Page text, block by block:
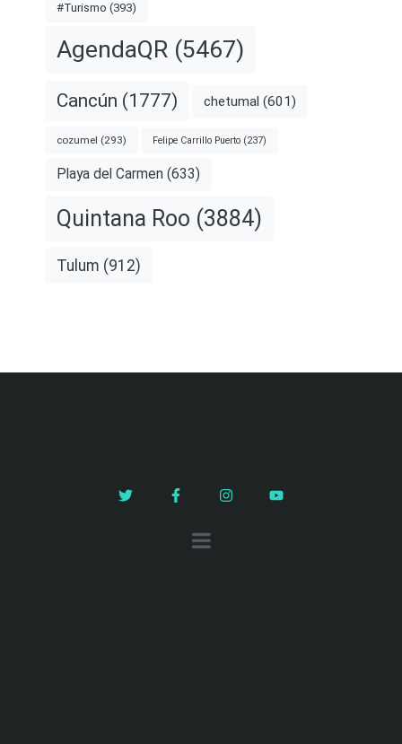
#Turismo (393)
AgendaQR (5467)
Cancún (1777) chetumal (601)
cozumel (293) Felipe Carrillo Puerto (237)
Playa del Carmen (633)
Quintana Roo (3884)
Tulum (912)